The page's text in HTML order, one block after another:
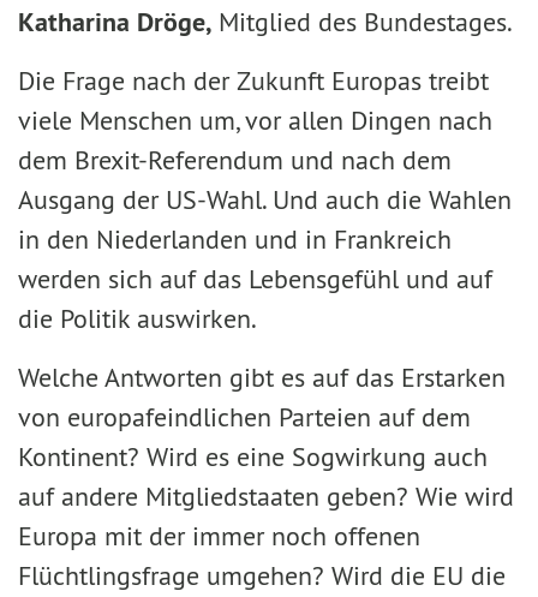
Katharina Dröge, Mitglied des Bundestages.
Die Frage nach der Zukunft Europas treibt
viele Menschen um, vor allen Dingen nach
dem Brexit-Referendum und nach dem
Ausgang der US-Wahl. Und auch die Wahlen
in den Niederlanden und in Frankreich
werden sich auf das Lebensgefühl und auf
die Politik auswirken.
Welche Antworten gibt es auf das Erstarken
von europafeindlichen Parteien auf dem
Kontinent? Wird es eine Sogwirkung auch
auf andere Mitgliedstaaten geben? Wie wird
Europa mit der immer noch offenen
Flüchtlingsfrage umgehen? Wird die EU die